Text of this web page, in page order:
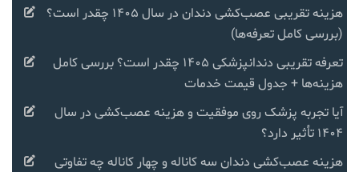
هزینه تقریبی عصب‌کشی دندان در سال ۱۴۰۵ چقدر است؟
(بررسی کامل تعرفه‌ها)
تعرفه تقریبی دندانپزشکی ۱۴۰۵ چقدر است؟ بررسی کامل
هزینه‌ها + جدول قیمت خدمات
آیا تجربه پزشک روی موفقیت و هزینه عصب‌کشی در سال
۱۴۰۴ تأثیر دارد؟
هزینه عصب‌کشی دندان سه کاناله و چهار کاناله چه تفاوتی